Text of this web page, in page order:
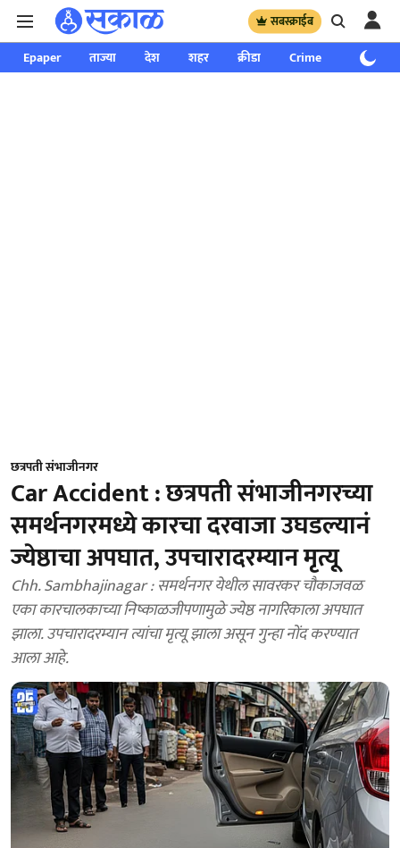
सबस्क्राईब
Epaper ताज्या देश शहर क्रीडा Crime साप्ताहिक
छत्रपती संभाजीनगर
Car Accident : छत्रपती संभाजीनगरच्या
समर्थनगरमध्ये कारचा दरवाजा उघडल्यानं
ज्येष्ठाचा अपघात, उपचारादरम्यान मृत्यू
Chh. Sambhajinagar : समर्थनगर येथील सावरकर चौकाजवळ
एका कारचालकाच्या निष्काळजीपणामुळे ज्येष्ठ नागरिकाला अपघात
झाला. उपचारादरम्यान त्यांचा मृत्यू झाला असून गुन्हा नोंद करण्यात
आला आहे.